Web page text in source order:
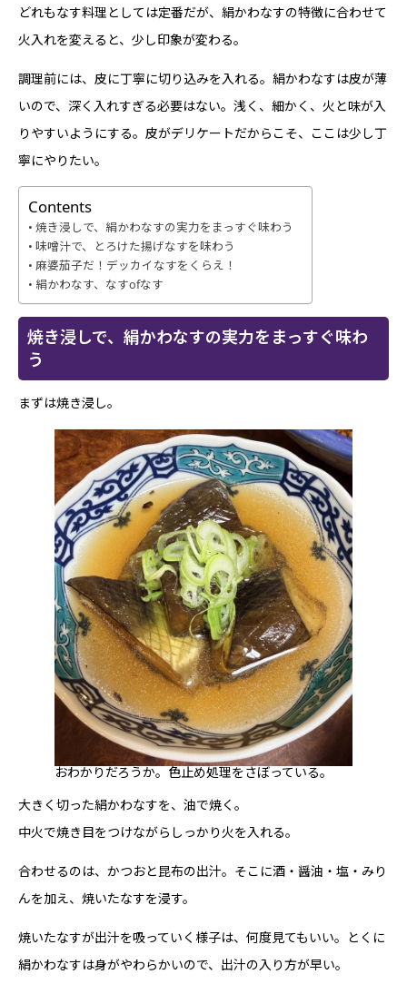
どれもなす料理としては定番だが、絹かわなすの特徴に合わせて
火入れを変えると、少し印象が変わる。
調理前には、皮に丁寧に切り込みを入れる。絹かわなすは皮が薄
いので、深く入れすぎる必要はない。浅く、細かく、火と味が入
りやすいようにする。皮がデリケートだからこそ、ここは少し丁
寧にやりたい。
Contents
焼き浸しで、絹かわなすの実力をまっすぐ味わう
味噌汁で、とろけた揚げなすを味わう
麻婆茄子だ！デッカイなすをくらえ！
絹かわなす、なすofなす
焼き浸しで、絹かわなすの実力をまっすぐ味わ
う
まずは焼き浸し。
おわかりだろうか。色止め処理をさぼっている。
大きく切った絹かわなすを、油で焼く。
中火で焼き目をつけながらしっかり火を入れる。
合わせるのは、かつおと昆布の出汁。そこに酒・醤油・塩・みり
んを加え、焼いたなすを浸す。
焼いたなすが出汁を吸っていく様子は、何度見てもいい。とくに
絹かわなすは身がやわらかいので、出汁の入り方が早い。